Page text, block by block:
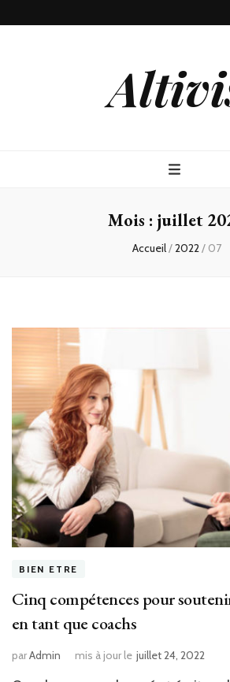
Mois : juillet
Accueil/2022/ 07
BIEN ETRE
Cinq compétences pour
en tant que coachs
parAdmin mis à jour le juillet 24, 2022